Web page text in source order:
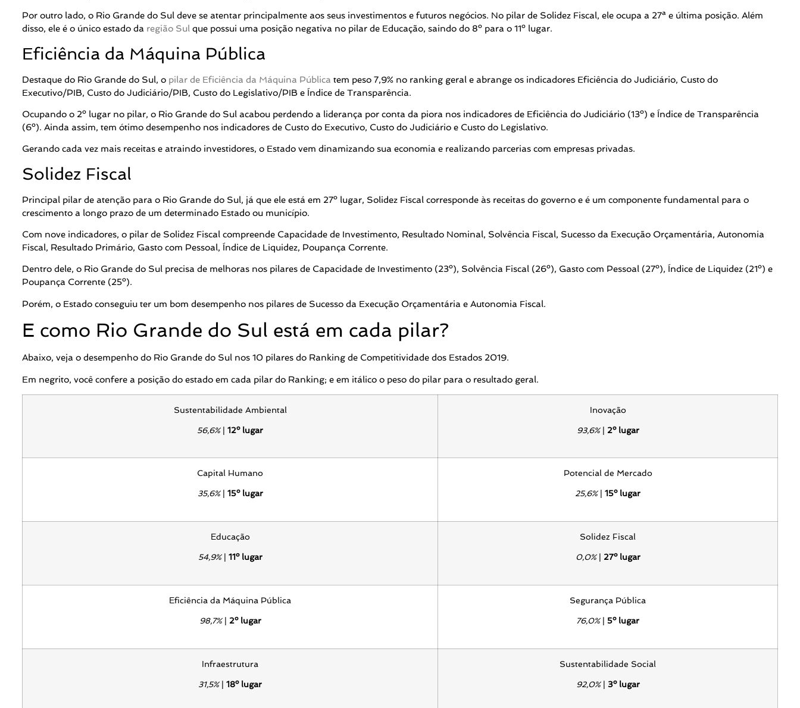
Por outro lado, o Rio Grande do Sul deve se atentar principalmente aos seus investimentos e futuros negócios. No pilar de Solidez Fiscal, ele ocupa a 27ª e última posição. Além
disso, ele é o único estado da região Sul que possui uma posição negativa no pilar de Educação, saindo do 8º para o 11º lugar.
Eficiência da Máquina Pública
Destaque do Rio Grande do Sul, o pilar de Eficiência da Máquina Pública tem peso 7,9% no ranking geral e abrange os indicadores Eficiência do Judiciário, Custo do
Executivo/PIB, Custo do Judiciário/PIB, Custo do Legislativo/PIB e Índice de Transparência.
Ocupando o 2º lugar no pilar, o Rio Grande do Sul acabou perdendo a liderança por conta da piora nos indicadores de Eficiência do Judiciário (13º) e Índice de Transparência
(6º). Ainda assim, tem ótimo desempenho nos indicadores de Custo do Executivo, Custo do Judiciário e Custo do Legislativo.
Gerando cada vez mais receitas e atraindo investidores, o Estado vem dinamizando sua economia e realizando parcerias com empresas privadas.
Solidez Fiscal
Principal pilar de atenção para o Rio Grande do Sul, já que ele está em 27º lugar, Solidez Fiscal corresponde às receitas do governo e é um componente fundamental para o
crescimento a longo prazo de um determinado Estado ou município.
Com nove indicadores, o pilar de Solidez Fiscal compreende Capacidade de Investimento, Resultado Nominal, Solvência Fiscal, Sucesso da Execução Orçamentária, Autonomia
Fiscal, Resultado Primário, Gasto com Pessoal, Índice de Liquidez, Poupança Corrente.
Dentro dele, o Rio Grande do Sul precisa de melhoras nos pilares de Capacidade de Investimento (23º), Solvência Fiscal (26º), Gasto com Pessoal (27º), Índice de Liquidez (21º) e
Poupança Corrente (25º).
Porém, o Estado conseguiu ter um bom desempenho nos pilares de Sucesso da Execução Orçamentária e Autonomia Fiscal.
E como Rio Grande do Sul está em cada pilar?
Abaixo, veja o desempenho do Rio Grande do Sul nos 10 pilares do Ranking de Competitividade dos Estados 2019.
Em negrito, você confere a posição do estado em cada pilar do Ranking; e em itálico o peso do pilar para o resultado geral.
Sustentabilidade Ambiental
56,6%| 12º lugar
Inovação
93,6%| 2º lugar
Capital Humano
35,6%| 15º lugar
Potencial de Mercado
25,6% | 15º lugar
Educação
54,9%| 11º lugar
Solidez Fiscal
0,0%| 27º lugar
Eficiência da Máquina Pública
98,7%| 2º lugar
Segurança Pública
76,0%| 5º lugar
Infraestrutura
31,5%| 18º lugar
Sustentabilidade Social
92,0%| 3º lugar